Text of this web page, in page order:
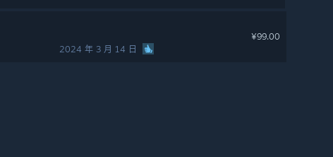
2024 年 3 月 14 日
¥99.00